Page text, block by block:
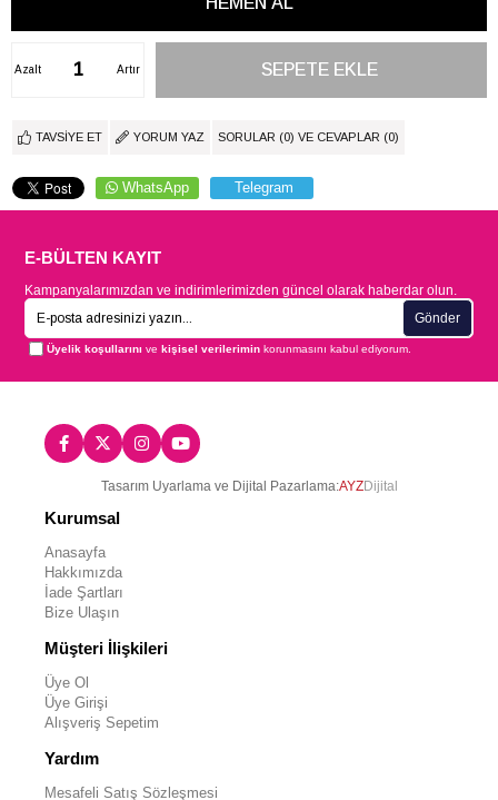
Artır
Azalt
TAVSIYE ET YORUM YAZ SORULAR (0) VE CEVAPLAR (0)
WhatsApp Telegram
E-BÜLTEN KAYIT
Kampanyalarımızdan ve indirimlerimizden güncel olarak haberdar olun.
Gönder
Üyelik koşullarını vekişisel verilerimin korunmasını kabul ediyorum.
Tasarım Uyarlama ve Dijital Pazarlama:AYZDijital
Kurumsal
Anasayfa
Hakkımızda
İade Şartları
Bize Ulaşın
Müşteri İlişkileri
Üye Ol
Üye Girişi
Alışveriş Sepetim
Yardım
Mesafeli Satış Sözleşmesi